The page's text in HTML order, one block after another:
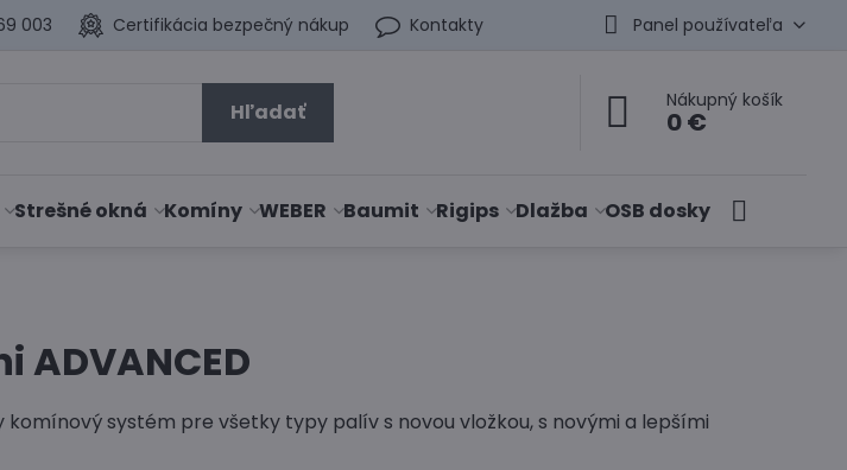
003 Certifikácia bezpečný nákup Kontakty Panel používateľa
Hľadať Nákupný košík
0 €
Strešné okná Komíny WEBER Baumit Rigips Dlažba OSB dosky
ADVANCED
komínový systém pre všetky typy palív s novou vložkou, s novými a lepšími